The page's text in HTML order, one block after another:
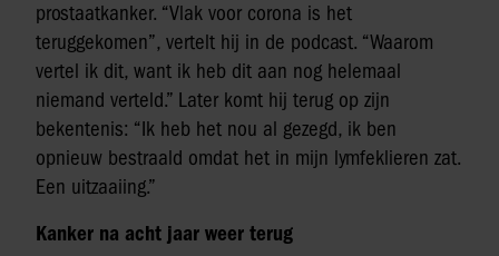
prostaatkanker. “Vlak voor corona is het
teruggekomen”, vertelt hij in de podcast. “Waarom
vertel ik dit, want ik heb dit aan nog helemaal
niemand verteld.” Later komt hij terug op zijn
bekentenis: “Ik heb het nou al gezegd, ik ben
opnieuw bestraald omdat het in mijn lymfeklieren zat.
Een uitzaaiing.”
Kanker na acht jaar weer terug